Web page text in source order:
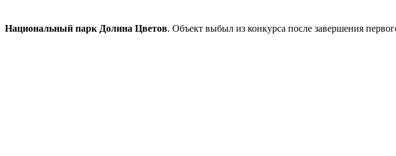
Национальный парк Долина Цветов. Объект выбыл из конкурса после завершения